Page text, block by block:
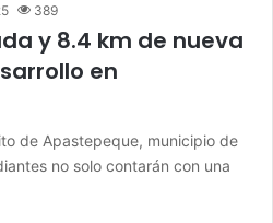
389
y 8.4 km de nueva
en
de Apastepeque, municipio de
no solo contarán con una